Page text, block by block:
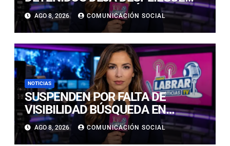
POLICIAL EN COPIAPÓ Y CALDERA
AGO 8, 2026 COMUNICACIÓN SOCIAL
NOTICIAS
SUSPENDEN POR FALTA DE
VISIBILIDAD BÚSQUEDA EN
CALDERILLA: OPERATIVO SE
RETOMARÁ ESTE DOMINGO
AGO 8, 2026 COMUNICACIÓN SOCIAL